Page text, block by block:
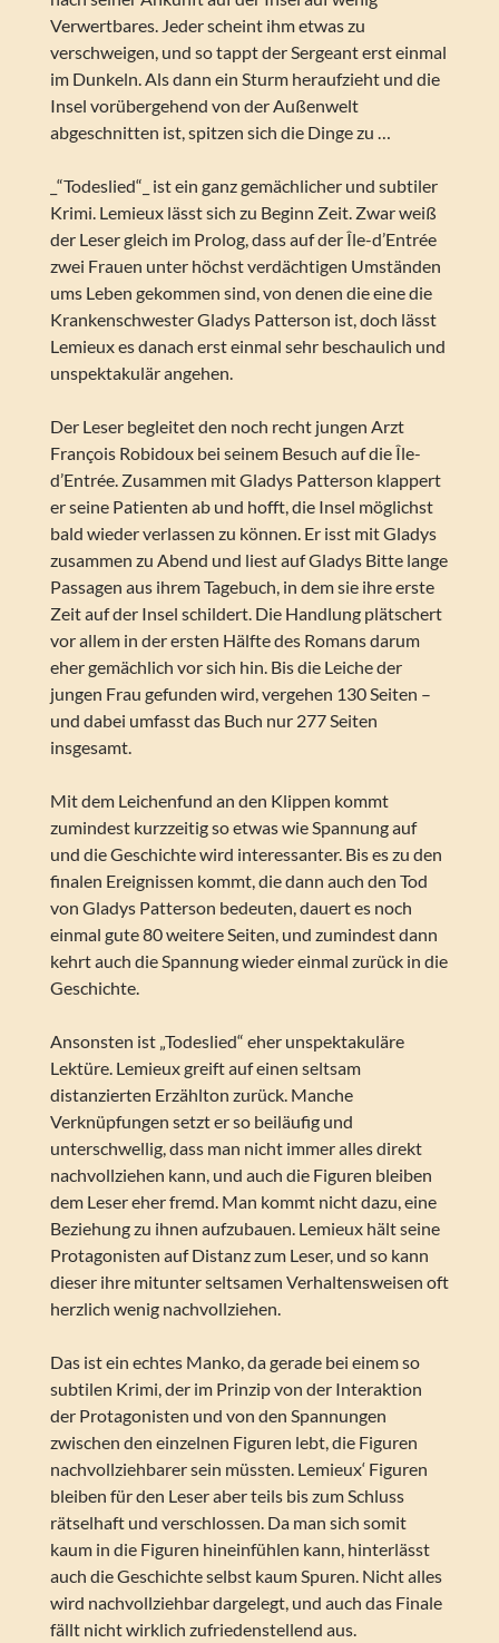
Verwertbares. Jeder scheint ihm etwas zu
verschweigen, und so tappt der Sergeant erst einmal
im Dunkeln. Als dann ein Sturm heraufzieht und die
Insel vorübergehend von der Außenwelt
abgeschnitten ist, spitzen sich die Dinge zu …
_“Todeslied“_ ist ein ganz gemächlicher und subtiler
Krimi. Lemieux lässt sich zu Beginn Zeit. Zwar weiß
der Leser gleich im Prolog, dass auf der Île-d’Entrée
zwei Frauen unter höchst verdächtigen Umständen
ums Leben gekommen sind, von denen die eine die
Krankenschwester Gladys Patterson ist, doch lässt
Lemieux es danach erst einmal sehr beschaulich und
unspektakulär angehen.
Der Leser begleitet den noch recht jungen Arzt
François Robidoux bei seinem Besuch auf die Île-
d’Entrée. Zusammen mit Gladys Patterson klappert
er seine Patienten ab und hofft, die Insel möglichst
bald wieder verlassen zu können. Er isst mit Gladys
zusammen zu Abend und liest auf Gladys Bitte lange
Passagen aus ihrem Tagebuch, in dem sie ihre erste
Zeit auf der Insel schildert. Die Handlung plätschert
vor allem in der ersten Hälfte des Romans darum
eher gemächlich vor sich hin. Bis die Leiche der
jungen Frau gefunden wird, vergehen 130 Seiten –
und dabei umfasst das Buch nur 277 Seiten
insgesamt.
Mit dem Leichenfund an den Klippen kommt
zumindest kurzzeitig so etwas wie Spannung auf
und die Geschichte wird interessanter. Bis es zu den
finalen Ereignissen kommt, die dann auch den Tod
von Gladys Patterson bedeuten, dauert es noch
einmal gute 80 weitere Seiten, und zumindest dann
kehrt auch die Spannung wieder einmal zurück in die
Geschichte.
Ansonsten ist „Todeslied“ eher unspektakuläre
Lektüre. Lemieux greift auf einen seltsam
distanzierten Erzählton zurück. Manche
Verknüpfungen setzt er so beiläufig und
unterschwellig, dass man nicht immer alles direkt
nachvollziehen kann, und auch die Figuren bleiben
dem Leser eher fremd. Man kommt nicht dazu, eine
Beziehung zu ihnen aufzubauen. Lemieux hält seine
Protagonisten auf Distanz zum Leser, und so kann
dieser ihre mitunter seltsamen Verhaltensweisen oft
herzlich wenig nachvollziehen.
Das ist ein echtes Manko, da gerade bei einem so
subtilen Krimi, der im Prinzip von der Interaktion
der Protagonisten und von den Spannungen
zwischen den einzelnen Figuren lebt, die Figuren
nachvollziehbarer sein müssten. Lemieux‘ Figuren
bleiben für den Leser aber teils bis zum Schluss
rätselhaft und verschlossen. Da man sich somit
kaum in die Figuren hineinfühlen kann, hinterlässt
auch die Geschichte selbst kaum Spuren. Nicht alles
wird nachvollziehbar dargelegt, und auch das Finale
fällt nicht wirklich zufriedenstellend aus.